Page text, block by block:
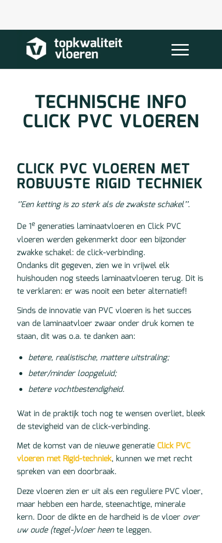
TECHNISCHE INFO
CLICK PVC VLOEREN
CLICK PVC VLOEREN MET
ROBUUSTE RIGID TECHNIEK
‘’Een ketting is zo sterk als de zwakste schakel’’.
De 1egeneraties laminaatvloeren en Click PVC
vloeren werden gekenmerkt door een bijzonder
zwakke schakel: de click-verbinding.
Ondanks dit gegeven, zien we in vrijwel elk
huishouden nog steeds laminaatvloeren terug. Dit is
te verklaren: er was nooit een beter alternatief!
Sinds de innovatie van PVC vloeren is het succes
van de laminaatvloer zwaar onder druk komen te
staan, dit was o.a. te danken aan:
betere, realistische, mattere uitstraling;
beter/minder loopgeluid;
betere vochtbestendigheid.
Wat in de praktijk toch nog te wensen overliet, bleek
de stevigheid van de click-verbinding.
Met de komst van de nieuwe generatie Click PVC
vloeren met Rigid-techniek, kunnen we met recht
spreken van een doorbraak.
Deze vloeren zien er uit als een reguliere PVC vloer,
maar hebben een harde, steenachtige, minerale
kern. Door de dikte en de hardheid is de vloer over
uw oude (tegel-)vloer heente leggen.